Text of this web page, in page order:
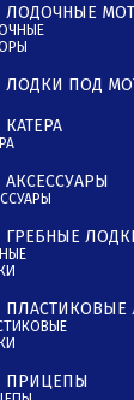
ЛОДОЧНЫЕ
ЛОДКИ ПОД
КАТЕРА
АКСЕССУАРЫ
ГРЕБНЫЕ
ПЛАСТИКОВЫЕ
ПРИЦЕПЫ